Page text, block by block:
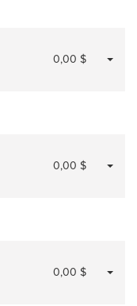
0,00 $
0,00 $
0,00 $